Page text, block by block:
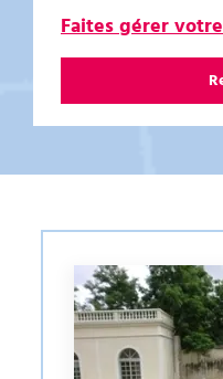
Faites gérer